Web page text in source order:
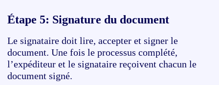
Étape 5: Signature du document
Le signataire doit lire, accepter et signer le
document. Une fois le processus complété,
l’expéditeur et le signataire reçoivent chacun le
document signé.